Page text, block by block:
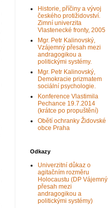
Historie, příčiny a vývoj
českého protižidovství.
Zimní univerzita
Vlastenecké fronty, 2005
Mgr. Petr Kalinovský,
Vzájemný přesah mezi
andragogikou a
politickými systémy.
Mgr. Petr Kalinovský,
Demokracie prizmatem
sociální psychologie.
Konference Vlastimila
Pechance 19.7.2014
(krátce po propuštění)
Obětí ochranky Židovské
obce Praha
Odkazy
Univerzitní důkaz o
agitačním rozměru
Holocaustu (DP Vájemný
přesah mezi
andragogikou a
politickými systémy)